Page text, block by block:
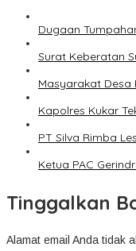
Dugaan
Surat Keberatan
Masyarakat Desa
Kapolres Kukar
PT Silva Rimba
Ketua PAC
Tinggalkan
Alamat email Anda tidak